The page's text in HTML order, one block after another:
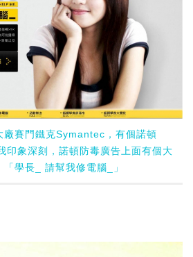
廠賽門鐵克Symantec，有個諾頓
印象深刻，諾頓防毒廣告上面有個大
學長_ 請幫我修電腦_」